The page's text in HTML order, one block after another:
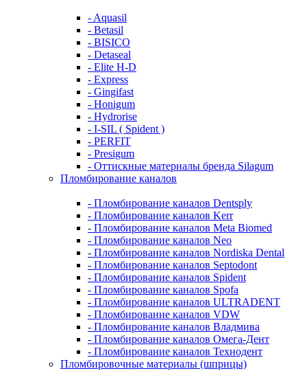
- Aquasil
- Betasil
- BISICO
- Detaseal
- Elite H-D
- Express
- Gingifast
- Honigum
- Hydrorise
- I-SIL ( Spident )
- PERFIT
- Presigum
- Оттискные материалы бренда Silagum
Пломбирование каналов
- Пломбирование каналов Dentsply
- Пломбирование каналов Kerr
- Пломбирование каналов Meta Biomed
- Пломбирование каналов Neo
- Пломбирование каналов Nordiska Dental
- Пломбирование каналов Septodont
- Пломбирование каналов Spident
- Пломбирование каналов Spofa
- Пломбирование каналов ULTRADENT
- Пломбирование каналов VDW
- Пломбирование каналов Владмива
- Пломбирование каналов Омега-Дент
- Пломбирование каналов Технодент
Пломбировочные материалы (шприцы)